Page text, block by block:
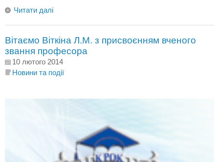
Читати далі
Вітаємо Віткіна Л.М. з присвоєнням вченого
звання професора
10 лютого 2014
Новини та події